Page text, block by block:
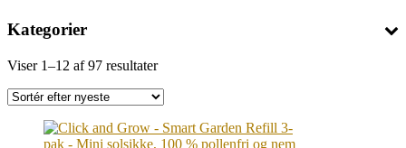
Kategorier
Viser 1–12 af 97 resultaterSorted
latest